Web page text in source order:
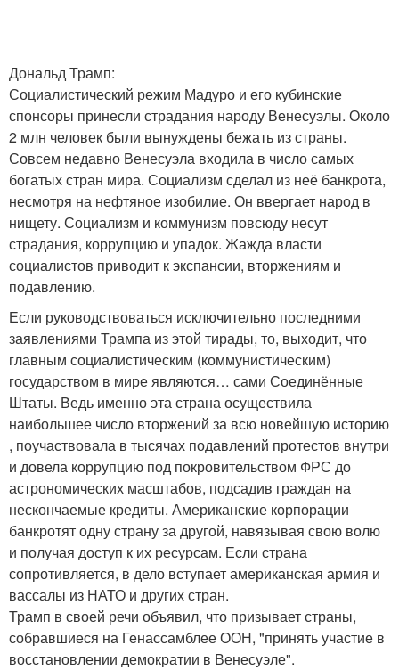
Дональд Трамп:
Социалистический режим Мадуро и его кубинские
спонсоры принесли страдания народу Венесуэлы. Около
2 млн человек были вынуждены бежать из страны.
Совсем недавно Венесуэла входила в число самых
богатых стран мира. Социализм сделал из неё банкрота,
несмотря на нефтяное изобилие. Он ввергает народ в
нищету. Социализм и коммунизм повсюду несут
страдания, коррупцию и упадок. Жажда власти
социалистов приводит к экспансии, вторжениям и
подавлению.
Если руководствоваться исключительно последними
заявлениями Трампа из этой тирады, то, выходит, что
главным социалистическим (коммунистическим)
государством в мире являются… сами Соединённые
Штаты. Ведь именно эта страна осуществила
наибольшее число вторжений за всю новейшую историю
, поучаствовала в тысячах подавлений протестов внутри
и довела коррупцию под покровительством ФРС до
астрономических масштабов, подсадив граждан на
нескончаемые кредиты. Американские корпорации
банкротят одну страну за другой, навязывая свою волю
и получая доступ к их ресурсам. Если страна
сопротивляется, в дело вступает американская армия и
вассалы из НАТО и других стран.
Трамп в своей речи объявил, что призывает страны,
собравшиеся на Генассамблее ООН, "принять участие в
восстановлении демократии в Венесуэле".